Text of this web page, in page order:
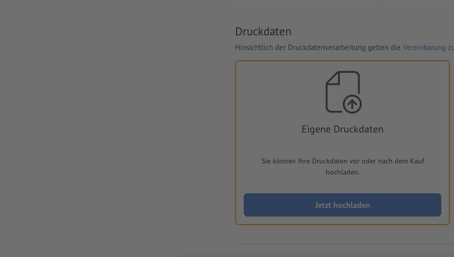
Druckdaten
Hinsichtlich der Druckdatenverarbeitung gelten die Vereinbarung
Eigene Druckdaten
Sie können Ihre Druckdaten vor oder nach dem Kauf
hochladen.
Jetzt hochladen